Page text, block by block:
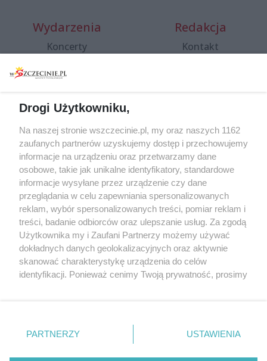
Wydarzenia
Koncerty
Spacery i oprowadzania
targi
Wernisaże
Więcej
Redakcja
Kontakt
Specjalny koncert z okazji
20. urodzin portalu
wSzczecinie.pl
Regulamin konkursów
śniadaniówka "Hej
Szczecin! Jest piątek!"
Partnerzy
Praca Szczecin
Drogi Użytkowniku,
Na naszej stronie wszczecinie.pl, my oraz naszych 1162
zaufanych partnerów uzyskujemy dostęp i przechowujemy
informacje na urządzeniu oraz przetwarzamy dane
osobowe, takie jak unikalne identyfikatory, standardowe
informacje wysyłane przez urządzenie czy dane
przeglądania w celu zapewniania spersonalizowanych
reklam, wybór spersonalizowanych treści, pomiar reklam i
treści, badanie odbiorców oraz ulepszanie usług. Za zgodą
Użytkownika my i Zaufani Partnerzy możemy używać
dokładnych danych geolokalizacyjnych oraz aktywnie
skanować charakterystykę urządzenia do celów
identyfikacji. Ponieważ cenimy Twoją prywatność, prosimy
prywatności znajdujący się w lewym dolnym rogu strony
. Niektóre rodzaje przetwarzania danych nie wymagają
PARTNERZY USTAWIENIA